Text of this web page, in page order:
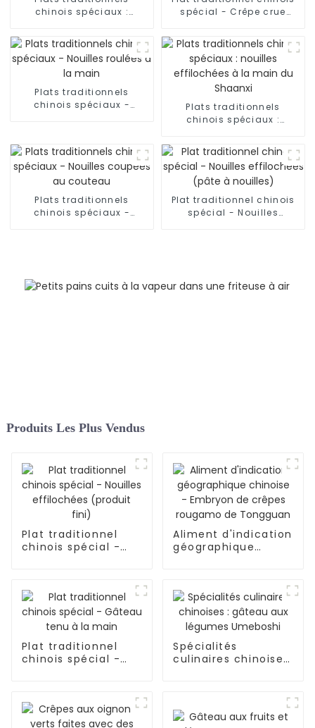
chinois spéciaux :
spécial - Crêpe crue
mouton
Plats traditionnels
chinois spéciaux -
Plats traditionnels
chinois spéciaux :
main du Shaanxi
Plats traditionnels
chinois spéciaux -
Plat traditionnel chinois
spécial - Nouilles
Produits Les Plus Vendus
Plat traditionnel
chinois spécial -
Aliment d'indication
géographique
Plat traditionnel
chinois spécial -
Spécialités
culinaires chinoises